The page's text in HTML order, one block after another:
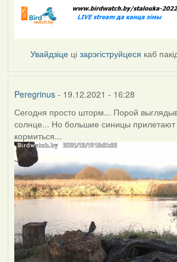
Увайдзіце цізарэгіструйцеся каб
Peregrinus- 19.12.2021 - 16:28
Сегодня просто шторм... Порой
солнце... Но большие синицы прилетают
кормиться...